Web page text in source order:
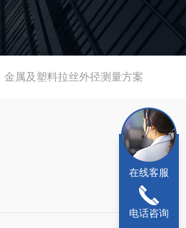
金属及塑料拉丝外径测量方案
在线客服
电话咨询